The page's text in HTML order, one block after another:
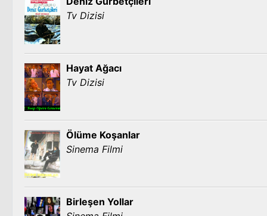
Tv Dizisi
Hayat Ağacı
Tv Dizisi
Ölüme Koşanlar
Sinema Filmi
Birleşen Yollar